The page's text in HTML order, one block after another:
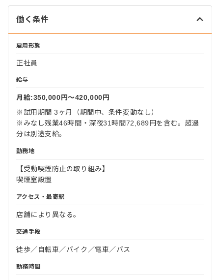
働く条件
雇用形態
正社員
給与
月給:350,000円〜420,000円
※試用期間 3ヶ月（期間中、条件変動なし）
※みなし残業46時間・深夜31時間72,689円を含む。超過
分は別途支給。
勤務地
【受動喫煙防止の取り組み】
喫煙室設置
アクセス・最寄駅
店舗により異なる。
交通手段
徒歩／自転車／バイク／電車／バス
勤務時間